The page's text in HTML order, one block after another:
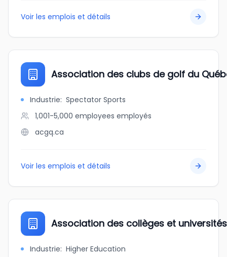
Voir les emplois et détails
Association des clubs de golf du
Industrie: Spectator Sports
1,001-5,000 employees employés
acgq.ca
Voir les emplois et détails
Association des collèges et
Industrie: Higher Education